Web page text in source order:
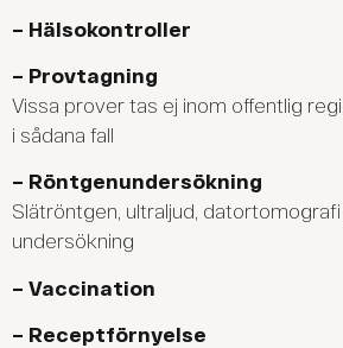
– Hälsokontroller
– Provtagning
Vissa prover tas ej inom offentlig
i sådana fall
– Röntgenundersökning
Slätröntgen, ultraljud, datortomografi
undersökning
– Vaccination
– Receptförnyelse